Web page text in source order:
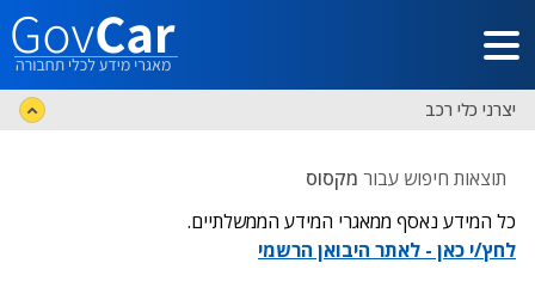
דלג לתוכן הראשי
יצרני כלי רכב
תוצאות חיפוש עבור מקסוס
כל המידע נאסף ממאגרי המידע הממשלתיים.
לחץ/י כאן - לאתר היבואן הרשמי